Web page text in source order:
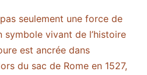
seulement une force de
symbole vivant de l’histoire
est ancrée dans
du sac de Rome en 1527,